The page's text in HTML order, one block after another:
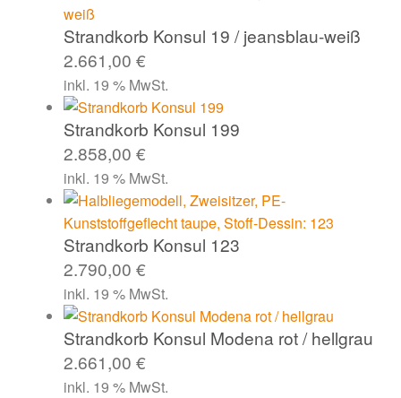
Strandkorb Konsul 19 / jeansblau-weiß
2.661,00 €
inkl. 19 % MwSt.
Strandkorb Konsul 199
2.858,00 €
inkl. 19 % MwSt.
Strandkorb Konsul 123
2.790,00 €
inkl. 19 % MwSt.
Strandkorb Konsul Modena rot / hellgrau
2.661,00 €
inkl. 19 % MwSt.